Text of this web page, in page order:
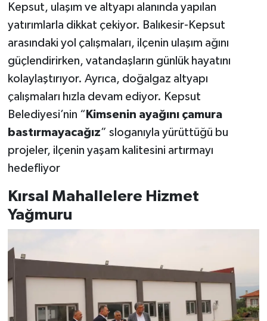
Kepsut, ulaşım ve altyapı alanında yapılan
yatırımlarla dikkat çekiyor. Balıkesir-Kepsut
arasındaki yol çalışmaları, ilçenin ulaşım ağını
güçlendirirken, vatandaşların günlük hayatını
kolaylaştırıyor. Ayrıca, doğalgaz altyapı
çalışmaları hızla devam ediyor. Kepsut
Belediyesi’nin “ Kimsenin ayağını çamura
bastırmayacağız” sloganıyla yürüttüğü bu
projeler, ilçenin yaşam kalitesini artırmayı
hedefliyor
Kırsal Mahallelere Hizmet
Yağmuru